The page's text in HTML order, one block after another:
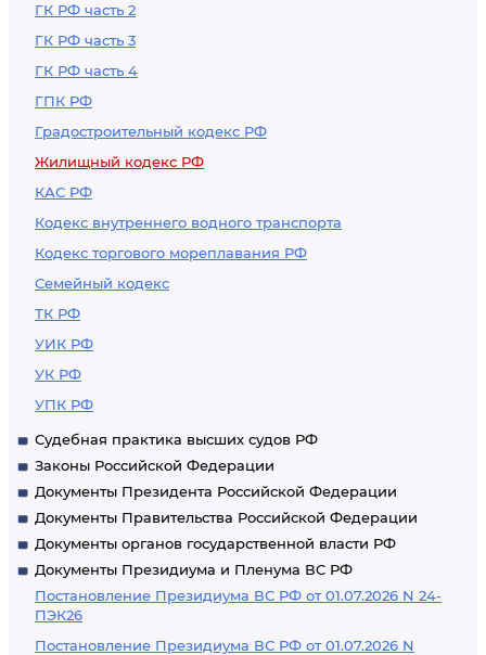
ГК РФ часть 2
ГК РФ часть 3
ГК РФ часть 4
ГПК РФ
Градостроительный кодекс РФ
Жилищный кодекс РФ
КАС РФ
Кодекс внутреннего водного транспорта
Кодекс торгового мореплавания РФ
Семейный кодекс
ТК РФ
УИК РФ
УК РФ
УПК РФ
Судебная практика высших судов РФ
Законы Российской Федерации
Документы Президента Российской Федерации
Документы Правительства Российской Федерации
Документы органов государственной власти РФ
Документы Президиума и Пленума ВС РФ
Постановление Президиума ВС РФ от 01.07.2026 N 24-
ПЭК26
Постановление Президиума ВС РФ от 01.07.2026 N